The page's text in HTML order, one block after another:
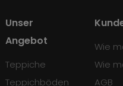
Unser
Angebot
Teppiche
Teppichböden
Wie
Wie
AGB